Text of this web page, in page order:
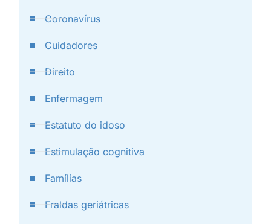
Coronavírus
Cuidadores
Direito
Enfermagem
Estatuto do idoso
Estimulação cognitiva
Famílias
Fraldas geriátricas